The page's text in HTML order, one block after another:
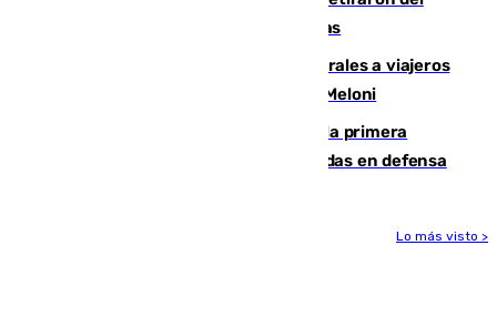
encuentro contra el Ceuta con molestias
España restablece controles temporales a viajeros
procedentes de Italia como repuesta a Meloni
El Málaga cae ante el Ceuta y suma la primera
derrota de la pretemporada dejando dudas en defensa
Lo más visto >